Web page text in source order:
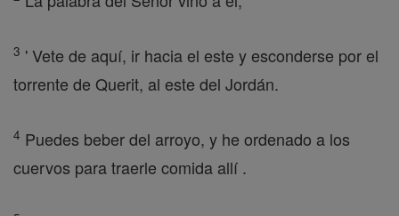
3 ' Vete de aquí, ir hacia el este y esconderse por el
torrente de Querit, al este del Jordán.
4 Puedes beber del arroyo, y he ordenado a los
cuervos para traerle comida allí .